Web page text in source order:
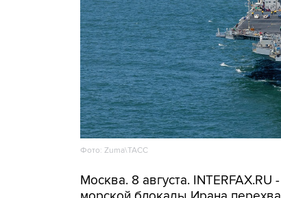
Фото: Zuma\ТАСС
Москва. 8 августа.